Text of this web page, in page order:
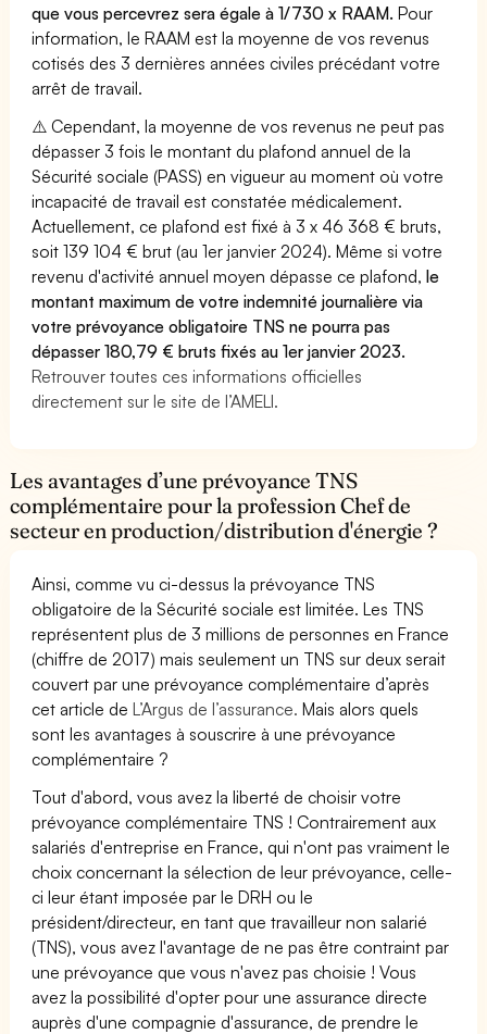
que vous percevrez sera égale à 1/730 x RAAM. Pour
information, le RAAM est la moyenne de vos revenus
cotisés des 3 dernières années civiles précédant votre
arrêt de travail.
⚠️ Cependant, la moyenne de vos revenus ne peut pas
dépasser 3 fois le montant du plafond annuel de la
Sécurité sociale (PASS) en vigueur au moment où votre
incapacité de travail est constatée médicalement.
Actuellement, ce plafond est fixé à 3 x 46 368 € bruts,
soit 139 104 € brut (au 1er janvier 2024). Même si votre
revenu d'activité annuel moyen dépasse ce plafond,le
montant maximum de votre indemnité journalière via
votre prévoyance obligatoire TNS ne pourra pas
dépasser 180,79 € bruts fixés au 1er janvier 2023.
Retrouver toutes ces informations officielles
directement sur le site de l’AMELI.
Les avantages d’une prévoyance TNS
complémentaire pour la profession Chef de
secteur en production/distribution d'énergie ?
Ainsi, comme vu ci-dessus la prévoyance TNS
obligatoire de la Sécurité sociale est limitée. Les TNS
représentent plus de 3 millions de personnes en France
(chiffre de 2017) mais seulement un TNS sur deux serait
couvert par une prévoyance complémentaire d’après
cet article deL’Argus de l’assurance. Mais alors quels
sont les avantages à souscrire à une prévoyance
complémentaire ?
Tout d'abord, vous avez la liberté de choisir votre
prévoyance complémentaire TNS ! Contrairement aux
salariés d'entreprise en France, qui n'ont pas vraiment le
choix concernant la sélection de leur prévoyance, celle-
ci leur étant imposée par le DRH ou le
président/directeur, en tant que travailleur non salarié
(TNS), vous avez l'avantage de ne pas être contraint par
une prévoyance que vous n'avez pas choisie ! Vous
avez la possibilité d'opter pour une assurance directe
auprès d'une compagnie d'assurance, de prendre le